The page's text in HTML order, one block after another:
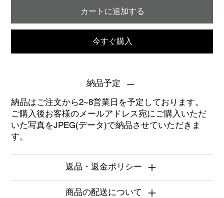
カートに追加する
今すぐ購入
納品予定
納品はご注文から2~8営業日を予定しております。
ご購入後お客様のメールアドレス宛にご購入いただ
いた写真をJPEG(データ)で納品させていただきま
す。
返品・返金ポリシー
商品の配送について